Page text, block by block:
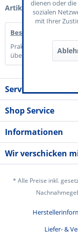
Artikel-Nr.:
Beschreibung
Praktisch & Stabil:
übersichtliche
Service Kontakt
Shop Service
Informationen
Wir verschicken
* Alle Preise inkl.
Liefer- &
dienen oder
sozialen
mit Ihrer